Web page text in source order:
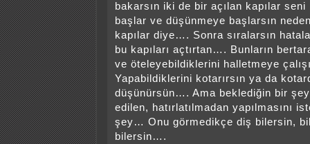
bakarsın iki de bir açılan kapılar
başlar ve düşünmeye başlarsın
kapılar diye…. Sonra sıralarsın
bu kapıları açtırtan…. Bunların
ve öteleyebildiklerini halletmeye
Yapabildiklerini kotarırsın ya da
düşünürsün…. Ama beklediğin bir
edilen, hatırlatılmadan yapılmasını
şey… Onu görmedikçe diş bilersin,
bilersin….